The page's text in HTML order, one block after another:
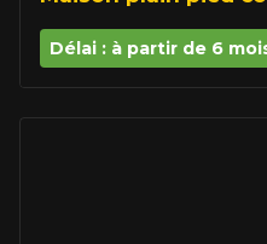
Délai : à partir de 6